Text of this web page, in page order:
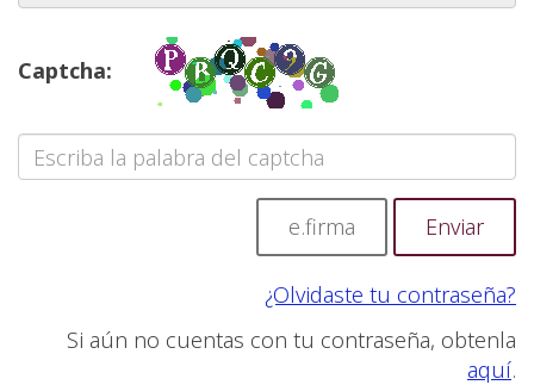
Captcha:
e.firma
¿Olvidaste tu contraseña?
Si aún no cuentas con tu contraseña, obtenla
aquí.